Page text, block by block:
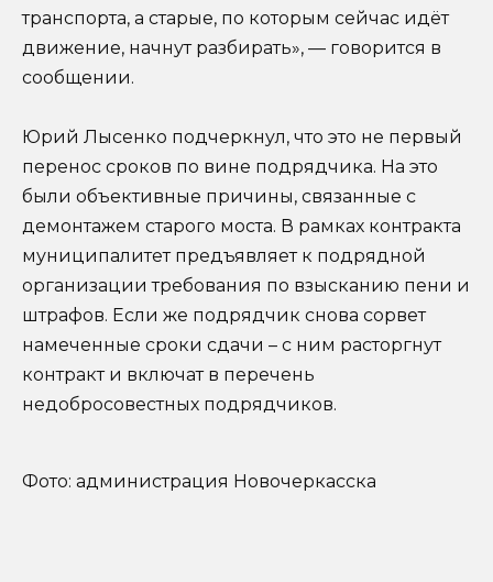
транспорта, а старые, по которым сейчас идёт
движение, начнут разбирать», — говорится в
сообщении.
Юрий Лысенко подчеркнул, что это не первый
перенос сроков по вине подрядчика. На это
были объективные причины, связанные с
демонтажем старого моста. В рамках контракта
муниципалитет предъявляет к подрядной
организации требования по взысканию пени и
штрафов. Если же подрядчик снова сорвет
намеченные сроки сдачи – с ним расторгнут
контракт и включат в перечень
недобросовестных подрядчиков.
Фото: администрация Новочеркасска